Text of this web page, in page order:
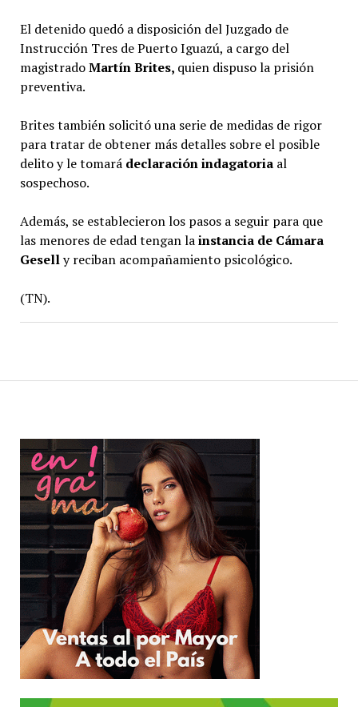
El detenido quedó a disposición del Juzgado de
Instrucción Tres de Puerto Iguazú, a cargo del
magistradoMartín Brites, quien dispuso la prisión
preventiva.
Brites también solicitó una serie de medidas de rigor
para tratar de obtener más detalles sobre el posible
delito y le tomará declaración indagatoriaal
sospechoso.
Además, se establecieron los pasos a seguir para que
las menores de edad tengan lainstancia de Cámara
Geselly reciban acompañamiento psicológico.
(TN).